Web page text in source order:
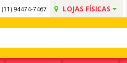
(11) 94474-7467 LOJAS FÍSICAS